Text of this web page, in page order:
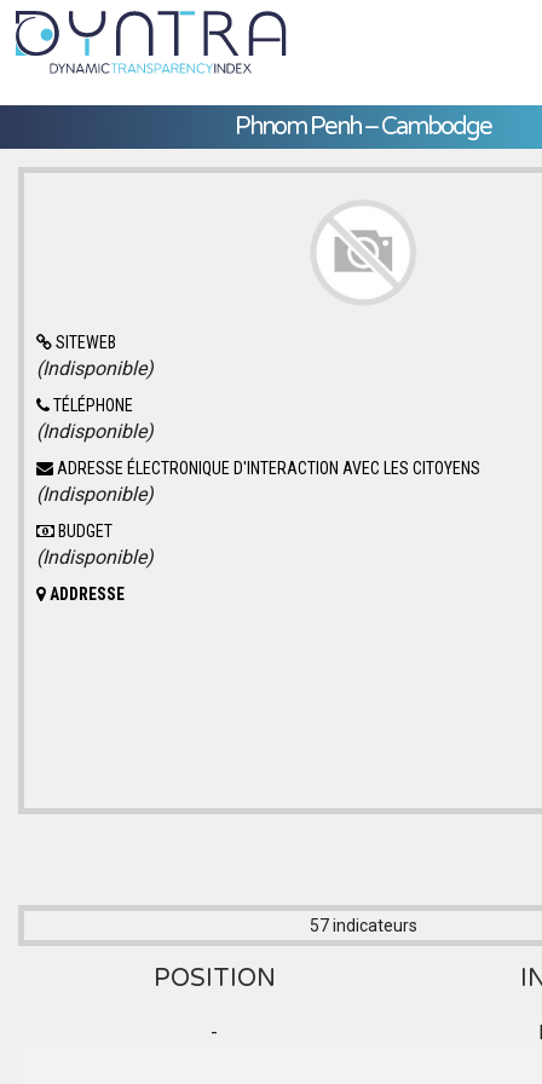
Phnom Penh – Cambodge
SITEWEB
(Indisponible)
TÉLÉPHONE
(Indisponible)
ADRESSE ÉLECTRONIQUE D'INTERACTION AVEC LES CITOYENS
(Indisponible)
BUDGET
(Indisponible)
ADDRESSE
57 indicateurs
POSITION
-